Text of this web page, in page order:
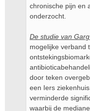
chronische pijn en
onderzocht.
De studie van
mogelijke verband
door teken
een Iers
verminderde
waarbij de